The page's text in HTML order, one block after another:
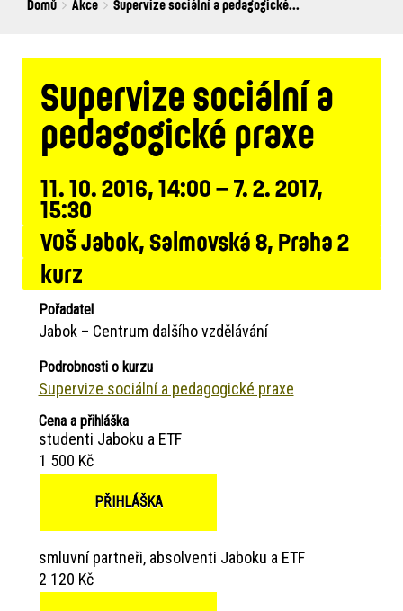
Breadcrumbs
You
Domů Akce Supervize sociální a pedagogické...
Supervize sociální a
pedagogické praxe
11. 10. 2016, 14:00 – 7. 2. 2017,
15:30
VOŠ Jabok, Salmovská 8, Praha 2
kurz
Pořadatel
Jabok – Centrum dalšího vzdělávání
Podrobnosti o kurzu
Supervize sociální a pedagogické praxe
Cena a přihláška
studenti Jaboku a ETF
1 500 Kč
PŘIHLÁŠKA
smluvní partneři, absolventi Jaboku a ETF
2 120 Kč